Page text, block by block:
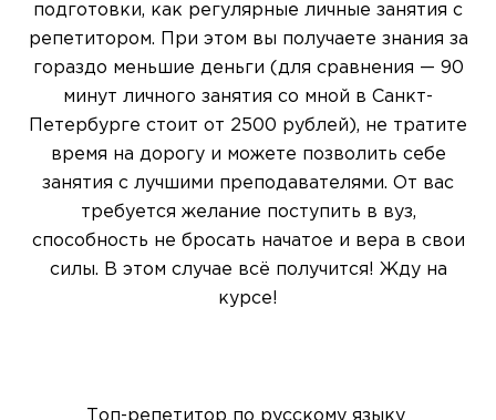
подготовки, как регулярные личные занятия с
репетитором. При этом вы получаете знания за
гораздо меньшие деньги (для сравнения — 90
минут личного занятия со мной в Санкт-
Петербурге стоит от 2500 рублей), не тратите
время на дорогу и можете позволить себе
занятия с лучшими преподавателями. От вас
требуется желание поступить в вуз,
способность не бросать начатое и вера в свои
силы. В этом случае всё получится! Жду на
курсе!
Топ-репетитор по русскому языку